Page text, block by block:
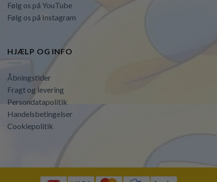
Følg os på YouTube
Følg os på Instagram
HJÆLP OG INFO
Åbningstider
Fragt og levering
Persondatapolitik
Handelsbetingelser
Cookiepolitik